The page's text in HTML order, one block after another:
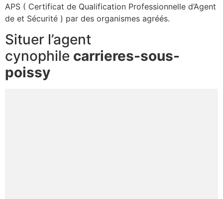
APS ( Certificat de Qualification Professionnelle d’Agent
de et Sécurité ) par des organismes agréés.
Situer l’agent
cynophile carrieres-sous-
poissy